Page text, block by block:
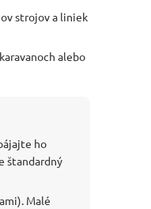
strojov a liniek
alebo
ho
štandardný
Malé